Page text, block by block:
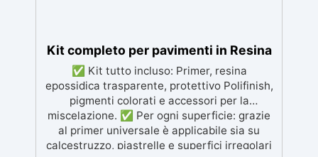
Kit completo per pavimenti in Resina
✅ Kit tutto incluso: Primer, resina
epossidica trasparente, protettivo Polifinish,
pigmenti colorati e accessori per la
miscelazione. ✅ Per ogni superficie: grazie
al primer universale è applicabile sia su
calcestruzzo, piastrelle e superfici irregolari